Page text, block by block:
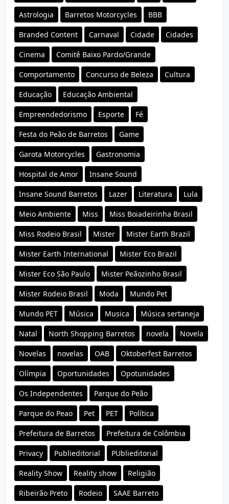
Astrologia Barretos Motorcycles BBB
Branded Content Carnaval Cidade Cidades
Cinema Comitê Baixo Pardo/Grande
Comportamento Concurso de Beleza Cultura
Educação Educação Ambiental
Empreendedorismo Esporte Fé
Festa do Peão de Barretos Game
Garota Motorcycles Gastronomia
Hospital de Amor Insane Sound
Insane Sound Barretos Lazer Literatura Lula
Meio Ambiente Miss Miss Boiadeirinha Brasil
Miss Rodeio Brasil Mister Mister Earth Brazil
Mister Earth International Mister Eco Brazil
Mister Eco São Paulo Mister Peãozinho Brasil
Mister Rodeio Brasil Moda Mundo Pet
Mundo PET Música Musica Música sertaneja
Natal North Shopping Barretos novela Novela
Novelas novelas OAB Oktoberfest Barretos
Olímpia Oportunidades Opotunidades
Os Independentes Parque do Peão
Parque do Peao Pet PET Política
Prefeitura de Barretos Prefeitura de Colômbia
Privacy Publieditorial PUblieditorial
Reality Show Reality show Religião
Ribeirão Preto Rodeio SAAE Barreto